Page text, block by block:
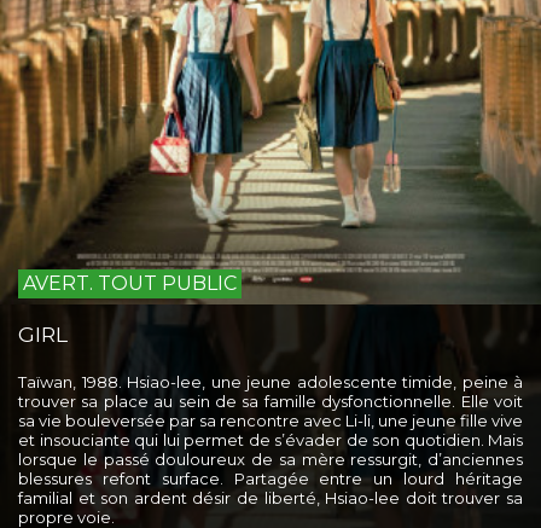
AVERT. TOUT PUBLIC
GIRL
Taïwan, 1988. Hsiao-lee, une jeune adolescente timide, peine à
trouver sa place au sein de sa famille dysfonctionnelle. Elle voit
sa vie bouleversée par sa rencontre avec Li-li, une jeune fille vive
et insouciante qui lui permet de s’évader de son quotidien. Mais
lorsque le passé douloureux de sa mère ressurgit, d’anciennes
blessures refont surface. Partagée entre un lourd héritage
familial et son ardent désir de liberté, Hsiao-lee doit trouver sa
propre voie.